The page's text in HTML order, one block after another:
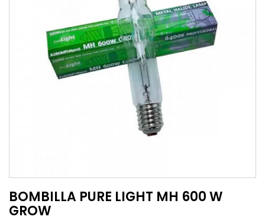
BOMBILLA PURE LIGHT MH 600 W
GROW